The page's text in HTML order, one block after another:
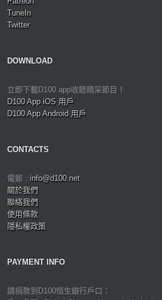
TuneIn
Twitter
DOWNLOAD
立即下載D100 app收聽精采節目！
D100 App iOS 用戶
D100 App Android 用戶
CONTACTS
電郵 : info@d100.net
關於我們
聯絡我們
使用條款
隱私權政策
PAYMENT INFO
請捐款到D100恒生銀行戶口：